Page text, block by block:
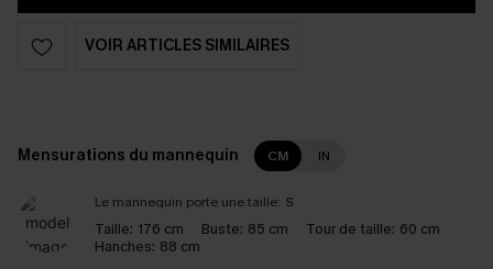
VOIR ARTICLES SIMILAIRES
Mensurations du mannequin CM IN
Le mannequin porte une taille: S
Taille: 176 cm Buste: 85 cm Tour de taille: 60 cm
Hanches: 88 cm